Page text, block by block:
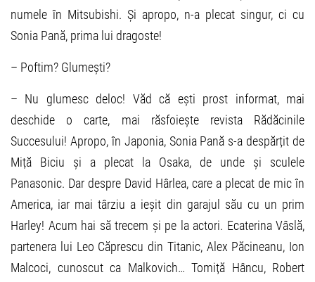
numele în Mitsubishi. Și apropo, n-a plecat singur, ci cu
Sonia Pană, prima lui dragoste!
– Poftim? Glumești?
– Nu glumesc deloc! Văd că ești prost informat, mai
deschide o carte, mai răsfoiește revista Rădăcinile
Succesului! Apropo, în Japonia, Sonia Pană s-a despărțit de
Miță Biciu și a plecat la Osaka, de unde și sculele
Panasonic. Dar despre David Hârlea, care a plecat de mic în
America, iar mai târziu a ieșit din garajul său cu un prim
Harley! Acum hai să trecem și pe la actori. Ecaterina Vâslă,
partenera lui Leo Căprescu din Titanic, Alex Păcineanu, Ion
Malcoci, cunoscut ca Malkovich… Tomiță Hâncu, Robert